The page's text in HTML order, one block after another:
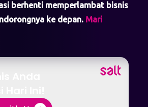
berhenti memperlambat bisnis
ke depan. Mari